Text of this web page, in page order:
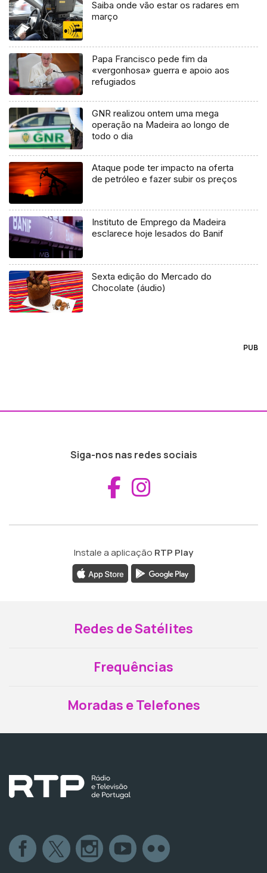
Saiba onde vão estar os radares em
março
Papa Francisco pede fim da
«vergonhosa» guerra e apoio aos
refugiados
GNR realizou ontem uma mega
operação na Madeira ao longo de
todo o dia
Ataque pode ter impacto na oferta
de petróleo e fazer subir os preços
Instituto de Emprego da Madeira
esclarece hoje lesados do Banif
Sexta edição do Mercado do
Chocolate (áudio)
PUB
Siga-nos nas redes sociais
Aceder ao
Instale a aplicação RTP Play
Redes de Satélites
Frequências
Moradas e Telefones